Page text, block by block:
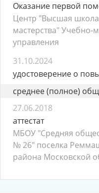
Оказание первой
Центр "Высшая школа
мастерства" Учебно-
управления
31.10.2024
удостоверение о
среднее (полное)
27.06.2018
аттестат
МБОУ "Средняя
№ 26" поселка
района Московской